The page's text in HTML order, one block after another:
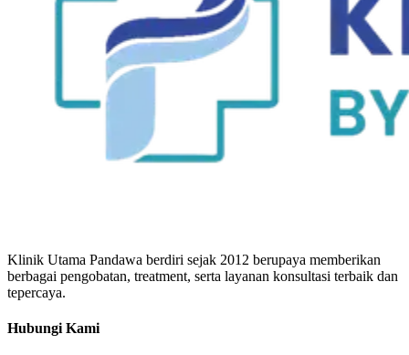
Klinik Utama Pandawa berdiri sejak 2012 berupaya memberikan
berbagai pengobatan, treatment, serta layanan konsultasi terbaik dan
tepercaya.
Hubungi Kami